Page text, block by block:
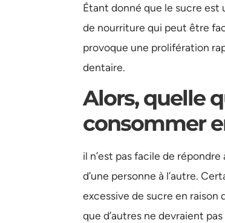
Étant donné que le sucre est
de nourriture qui peut être
provoque une prolifération
dentaire.
Alors, quelle
consommer
il n’est pas facile de
d’une personne à l’autre.
excessive de sucre en
que d’autres ne devraient